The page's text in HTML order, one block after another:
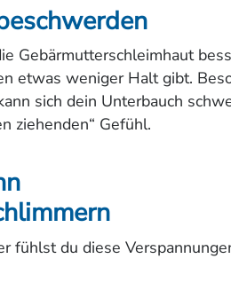
Gebärmutterschleimhaut
etwas weniger Halt gibt.
sich dein Unterbauch
ziehenden“ Gefühl.
fühlst du diese